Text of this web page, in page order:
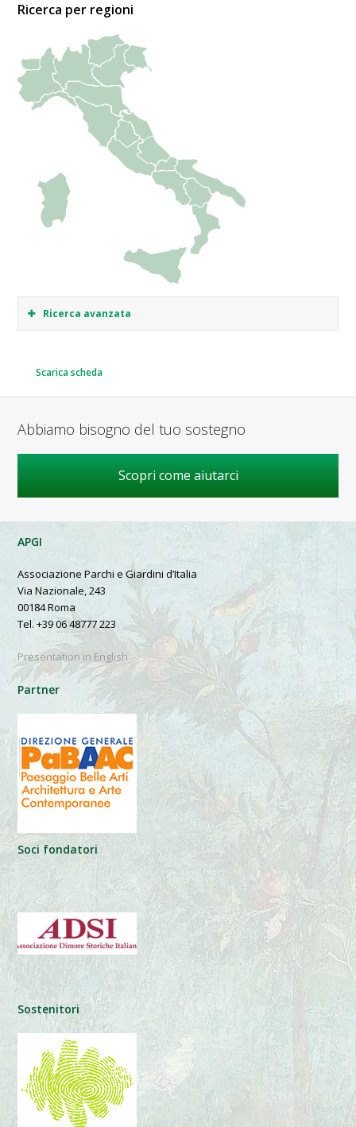
Ricerca per regioni
Ricerca avanzata
Scarica scheda
Abbiamo bisogno del tuo sostegno
Scopri come aiutarci
APGI
Associazione Parchi e Giardini d’Italia
Via Nazionale, 243
00184 Roma
Tel. +39 06 48777 223
Presentation in English
Partner
Soci fondatori
Sostenitori